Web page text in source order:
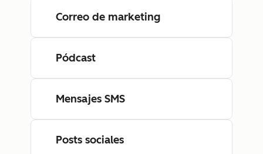
Correo de marketing
Pódcast
Mensajes SMS
Posts sociales